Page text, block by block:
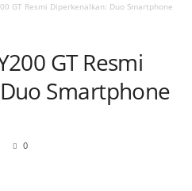
GT Resmi Diperkenalkan: Duo Smartphone
GT Resmi
Smartphone
0